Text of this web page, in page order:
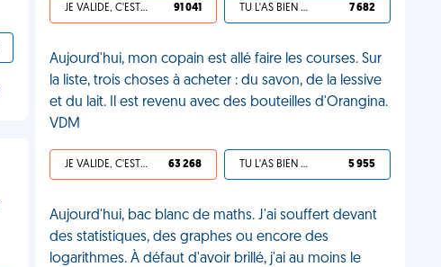
JE VALIDE, C'EST UNE VDM 91 041 TU L'AS BIEN MÉRITÉ 7 682
Aujourd'hui, mon copain est allé faire les courses. Sur
la liste, trois choses à acheter : du savon, de la lessive
et du lait. Il est revenu avec des bouteilles d'Orangina.
VDM
JE VALIDE, C'EST UNE VDM 63 268 TU L'AS BIEN MÉRITÉ 5 955
Aujourd'hui, bac blanc de maths. J'ai souffert devant
des statistiques, des graphes ou encore des
logarithmes. À défaut d'avoir brillé, j'ai au moins le